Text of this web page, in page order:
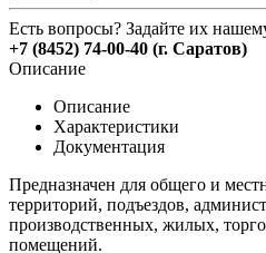
Есть вопросы? Задайте их
+7 (8452) 74-00-40 (г. Саратов)
Описание
Описание
Характеристики
Документация
Предназначен для общего и
территорий, подъездов,
производственных, жилых,
помещений.